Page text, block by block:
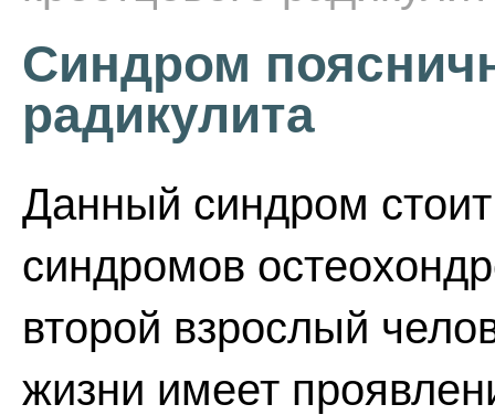
Синдром
радикулита
Данный синдром
синдромов
второй взрослый
жизни имеет